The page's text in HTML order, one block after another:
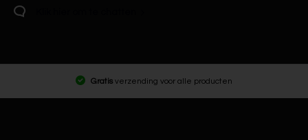
Gratis verzending voor alle producten